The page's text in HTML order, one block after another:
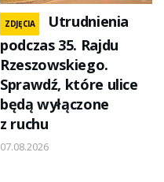
ZDJĘCIA
Utrudnienia
podczas 35. Rajdu
Rzeszowskiego.
Sprawdź, które ulice
będą wyłączone
z ruchu
07.08.2026